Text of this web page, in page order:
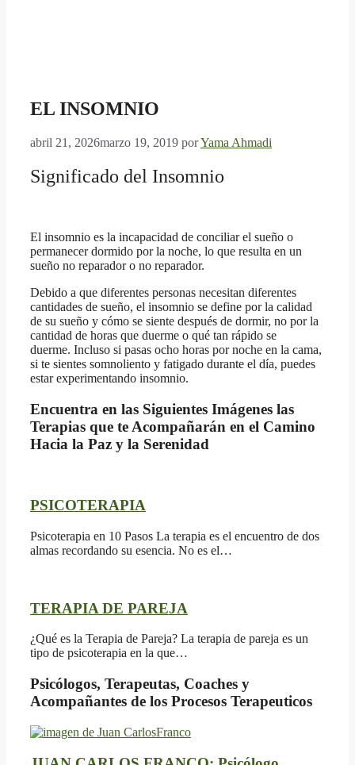
EL INSOMNIO
abril 21, 2026marzo 19, 2019 porYama Ahmadi
Significado del Insomnio
El insomnio es la incapacidad de conciliar el sueño o
permanecer dormido por la noche, lo que resulta en un
sueño no reparador o no reparador.
Debido a que diferentes personas necesitan diferentes
cantidades de sueño, el insomnio se define por la calidad
de su sueño y cómo se siente después de dormir, no por la
cantidad de horas que duerme o qué tan rápido se
duerme. Incluso si pasas ocho horas por noche en la cama,
si te sientes somnoliento y fatigado durante el día, puedes
estar experimentando insomnio.
Encuentra en las Siguientes Imágenes las
Terapias que te Acompañarán en el Camino
Hacia la Paz y la Serenidad
PSICOTERAPIA
Psicoterapia en 10 Pasos La terapia es el encuentro de dos
almas recordando su esencia. No es el…
TERAPIA DE PAREJA
¿Qué es la Terapia de Pareja? La terapia de pareja es un
tipo de psicoterapia en la que…
Psicólogos, Terapeutas, Coaches y
Acompañantes de los Procesos Terapeuticos